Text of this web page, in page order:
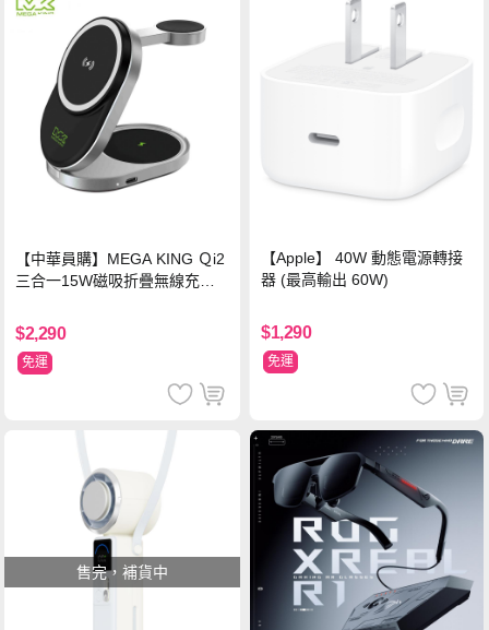
【中華員購】MEGA KING Ｑi2
三合一15W磁吸折疊無線充電
$2,290
免運
【Apple】 40W 動態電源轉接
器 (最高輸出 60W)
$1,290
免運
售完，補貨中